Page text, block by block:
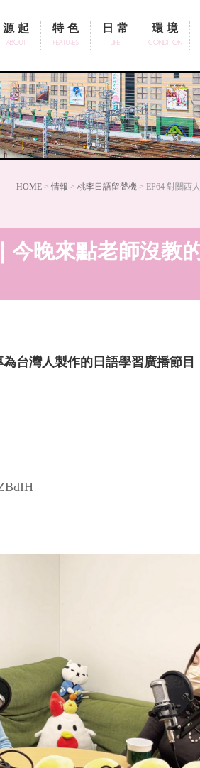
源起
ABOUT
特色
FEATURES
日常
LIFE
環境
CONDITION
HOME > 情報 > 桃李日語留聲機 > EP64 對關西
今晚來點老師沒教
台灣人製作的日語學習廣播節目